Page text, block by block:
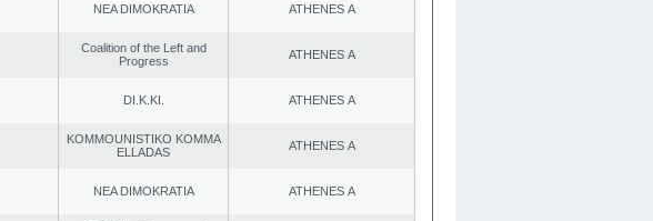
NEA DΙMOKRATIA ATHENES Α
Coalition of the Left and
Progress
ATHENES Α
DI.K.KI. ATHENES Α
KOMMOUNISTIKO KOMMA
ELLADAS
ATHENES Α
NEA DΙMOKRATIA ATHENES Α